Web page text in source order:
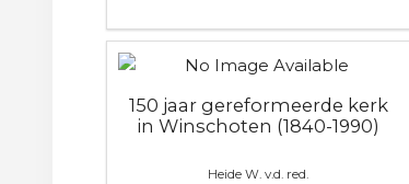
150 jaar gereformeerde kerk
in Winschoten (1840-1990)
Heide W. v.d. red.